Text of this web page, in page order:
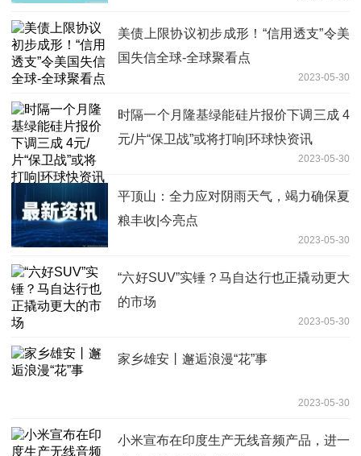
美债上限协议初步成形！“信用透支”令美
国失信全球-全球聚看点
2023-05-30
时隔一个月隆基绿能硅片报价下调三成 4
元/片“保卫战”或将打响|环球快资讯
2023-05-30
平顶山：全力应对阴雨天气，竭力确保夏
粮丰收|今亮点
2023-05-30
“六好SUV”实锤？马自达行也正撬动更大
的市场
2023-05-30
家乡雄安丨邂逅浪漫“花”事
2023-05-30
小米宣布在印度生产无线音频产品，进一